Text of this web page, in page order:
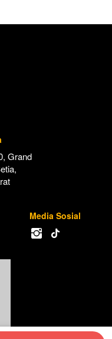
Grand
Media Sosial